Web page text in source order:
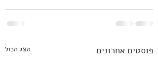
פוסטים אחרונים הצג הכול